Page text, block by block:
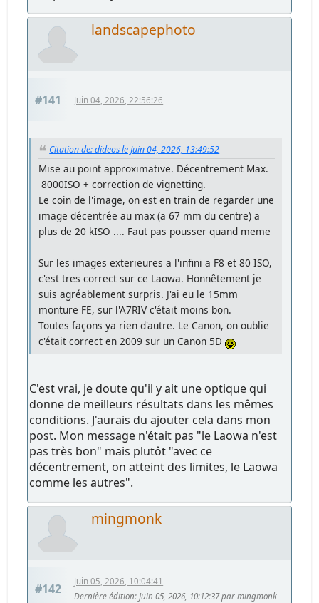
landscapephoto
#141 Juin 04, 2026, 22:56:26
Citation de: dideos le Juin 04, 2026, 13:49:52
Mise au point approximative. Décentrement Max.
8000ISO + correction de vignetting.
Le coin de l'image, on est en train de regarder une
image décentrée au max (a 67 mm du centre) a
plus de 20 kISO .... Faut pas pousser quand meme
Sur les images exterieures a l'infini a F8 et 80 ISO,
c'est tres correct sur ce Laowa. Honnêtement je
suis agréablement surpris. J'ai eu le 15mm
monture FE, sur l'A7RIV c'était moins bon.
Toutes façons ya rien d'autre. Le Canon, on oublie
c'était correct en 2009 sur un Canon 5D
C'est vrai, je doute qu'il y ait une optique qui
donne de meilleurs résultats dans les mêmes
conditions. J'aurais du ajouter cela dans mon
post. Mon message n'était pas "le Laowa n'est
pas très bon" mais plutôt "avec ce
décentrement, on atteint des limites, le Laowa
comme les autres".
mingmonk
#142
Juin 05, 2026, 10:04:41
Dernière édition: Juin 05, 2026, 10:12:37 par mingmonk